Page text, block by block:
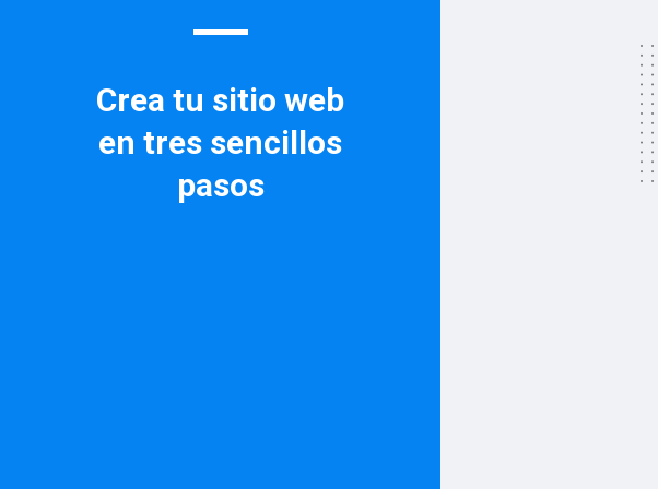
Crea tu sitio web
en tres sencillos
pasos